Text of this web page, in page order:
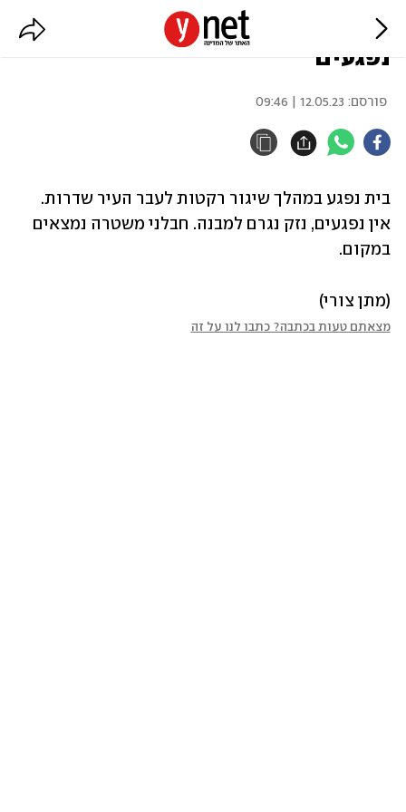
פגיעה ישירה בבית בשדרות, אין
נפגעים
פורסם: 12.05.23 | 09:46
במקום.
(מתן צורי)
מצאתם טעות בכתבה? כתבו לנו על זה